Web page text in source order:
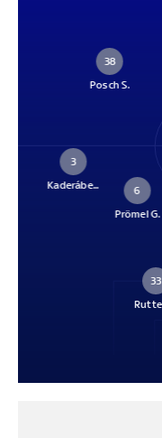
38
Posch S.
3
Kaderábe...
6
Prömel G.
33